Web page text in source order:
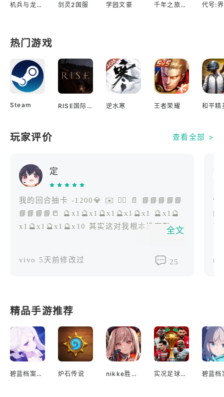
机兵与龙日服 剑灵2国服 学园文豪 千年之旅台服 代号:界
热门游戏
Steam RISE国际服 逆水寒 王者荣耀 和平精
玩家评价 查看全部 >
定
我的回合抽卡 -1200💎 ✉️ 🙆‍♀️ 📄 📘📘📘📘📘
📘📘📘📘📒 🔮x1🔮x1🔮x1🔮x1🔮x1 🔮x1🔮
x1🔮x1🔮x1🔮x10 其实这对我根本没有影响
全文
vivo 5天前修改过 25
“白
的声
精品手游推荐
碧蓝档案国际服 炉石传说 nikke胜利女神国际服 实况足球2022手游